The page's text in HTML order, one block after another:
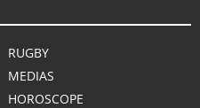
RUGBY
MEDIAS
HOROSCOPE